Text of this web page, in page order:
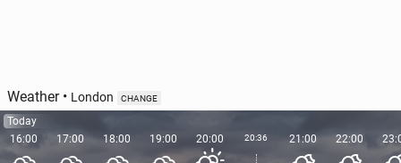
Weather• London CHANGE
Today
16:00
17:00 18:00 19:00 20:00 20:36 21:00 22:00